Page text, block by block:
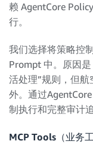
赖 AgentCore
行。
我们选择将策略控
Prompt 中。原因是
活处理”规则，但
外。通过
制执行和完整审计追
MCP Tools（业务工